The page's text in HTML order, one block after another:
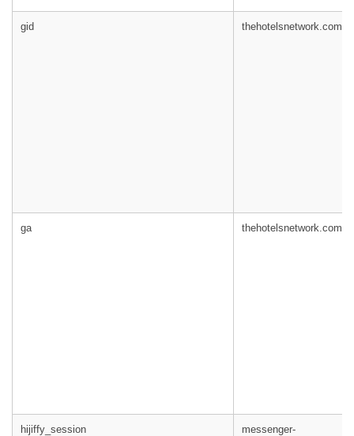
gid thehotelsnetwork.com
ga thehotelsnetwork.com
hijiffy_session
messenger-